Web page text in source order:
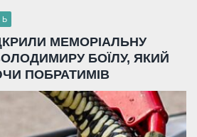
МЕМОРІАЛЬНУ
БОЇЛУ, ЯКИЙ
ПОБРАТИМІВ